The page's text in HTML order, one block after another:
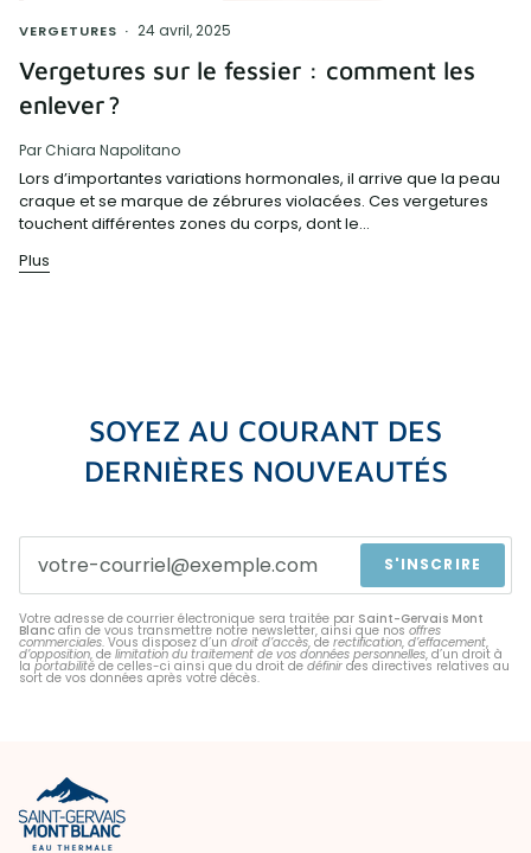
VERGETURES 24 avril, 2025
Vergetures sur le fessier : comment les
enlever ?
Par Chiara Napolitano
Lors d’importantes variations hormonales, il arrive que la peau
craque et se marque de zébrures violacées. Ces vergetures
touchent différentes zones du corps, dont le...
Plus
SOYEZ AU COURANT DES
DERNIÈRES NOUVEAUTÉS
S'INSCRIRE
Votre adresse de courrier électronique sera traitée par Saint-Gervais Mont
Blanc afin de vous transmettre notre newsletter, ainsi que nos offres
commerciales. Vous disposez d’un droit d’accès, de rectification, d’effacement,
d’opposition, de limitation du traitement de vos données personnelles, d’un droit à
la portabilité de celles-ci ainsi que du droit de définir des directives relatives au
sort de vos données après votre décès.